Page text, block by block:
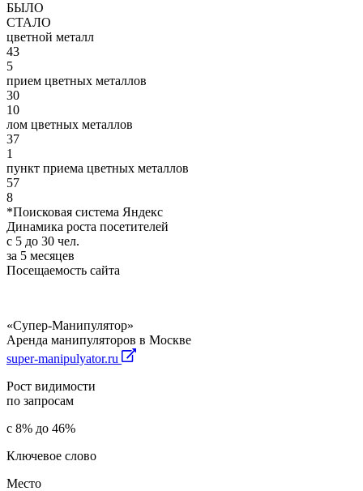
БЫЛО
СТАЛО
цветной металл
43
5
прием цветных металлов
30
10
лом цветных металлов
37
1
пункт приема цветных металлов
57
8
*Поисковая система Яндекс
Динамика роста посетителей
с 5 до 30 чел.
за 5 месяцев
Посещаемость сайта
«Супер-Манипулятор»
Аренда манипуляторов в Москве
super-manipulyator.ru
Рост видимости
по запросам
с 8% до 46%
Ключевое слово
Место